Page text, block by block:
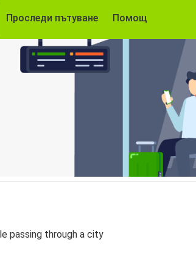
Проследи пътуване Помощ